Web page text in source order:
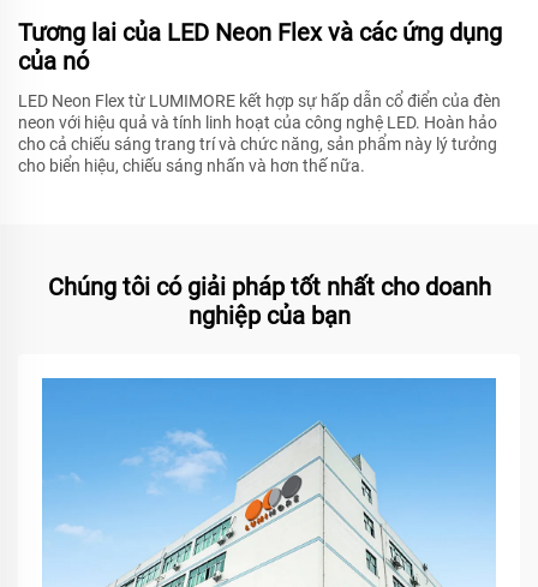
Tương lai của LED Neon Flex và các ứng dụng
của nó
LED Neon Flex từ LUMIMORE kết hợp sự hấp dẫn cổ điển của đèn
neon với hiệu quả và tính linh hoạt của công nghệ LED. Hoàn hảo
cho cả chiếu sáng trang trí và chức năng, sản phẩm này lý tưởng
cho biển hiệu, chiếu sáng nhấn và hơn thế nữa.
Chúng tôi có giải pháp tốt nhất cho doanh
nghiệp của bạn